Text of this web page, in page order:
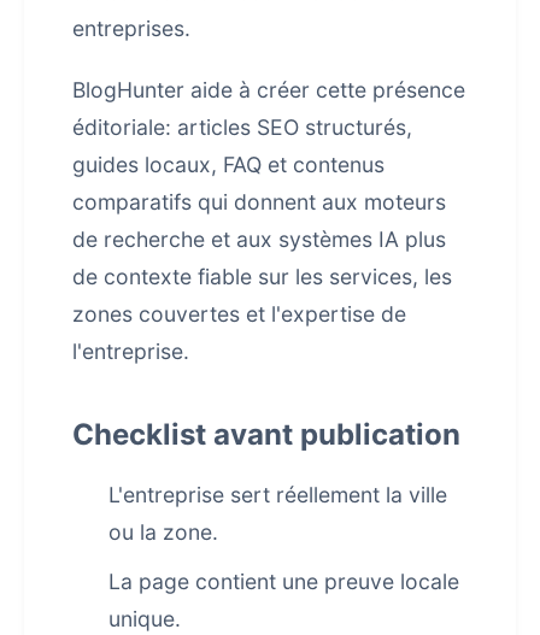
entreprises.
BlogHunter aide à créer cette présence
éditoriale: articles SEO structurés,
guides locaux, FAQ et contenus
comparatifs qui donnent aux moteurs
de recherche et aux systèmes IA plus
de contexte fiable sur les services, les
zones couvertes et l'expertise de
l'entreprise.
Checklist avant publication
L'entreprise sert réellement la ville
ou la zone.
La page contient une preuve locale
unique.